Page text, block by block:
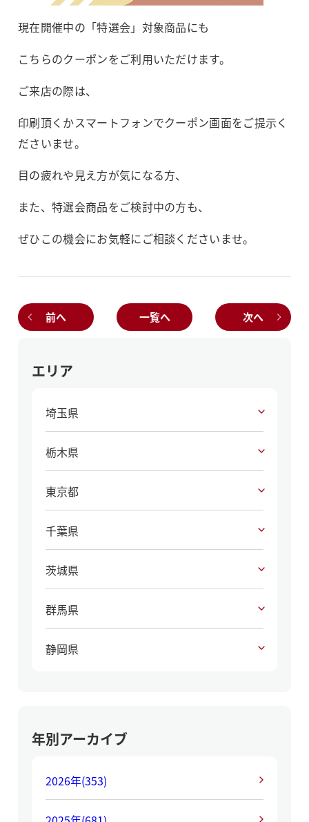
現在開催中の「特選会」対象商品にも
こちらのクーポンをご利用いただけます。
ご来店の際は、
印刷頂くかスマートフォンでクーポン画面をご提示く
ださいませ。
目の疲れや見え方が気になる方、
また、特選会商品をご検討中の方も、
ぜひこの機会にお気軽にご相談くださいませ。
前へ 一覧へ 次へ
エリア
埼玉県
栃木県
東京都
千葉県
茨城県
群馬県
静岡県
年別アーカイブ
2026年(353)